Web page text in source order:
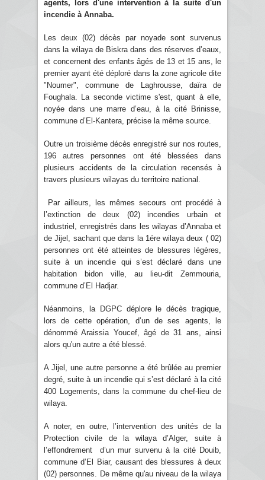
agents, lors d'une intervention à la suite d'un
incendie à Annaba.
Les deux (02) décès par noyade sont survenus
dans la wilaya de Biskra dans des réserves d’eaux,
et concernent des enfants âgés de 13 et 15 ans, le
premier ayant été déploré dans la zone agricole dite
"Noumer", commune de Laghrousse, daïra de
Foughala. La seconde victime s'est, quant à elle,
noyée dans une marre d’eau, à la cité Brinisse,
commune d’El-Kantera, précise la même source.
Outre un troisième décès enregistré sur nos routes,
196 autres personnes ont été blessées dans
plusieurs accidents de la circulation recensés à
travers plusieurs wilayas du territoire national.
Par ailleurs, les mêmes secours ont procédé à
l’extinction de deux (02) incendies urbain et
industriel, enregistrés dans les wilayas d’Annaba et
de Jijel, sachant que dans la 1ére wilaya deux ( 02)
personnes ont été atteintes de blessures légères,
suite à un incendie qui s’est déclaré dans une
habitation bidon ville, au lieu-dit Zemmouria,
commune d’El Hadjar.
Néanmoins, la DGPC déplore le décès tragique,
lors de cette opération, d’un de ses agents, le
dénommé Araissia Youcef, âgé de 31 ans, ainsi
alors qu'un autre a été blessé.
A Jijel, une autre personne a été brûlée au premier
degré, suite à un incendie qui s’est déclaré à la cité
400 Logements, dans la commune du chef-lieu de
wilaya.
A noter, en outre, l’intervention des unités de la
Protection civile de la wilaya d’Alger, suite à
l’effondrement d’un mur survenu à la cité Douib,
commune d’El Biar, causant des blessures à deux
(02) personnes. De même qu'au niveau de la wilaya